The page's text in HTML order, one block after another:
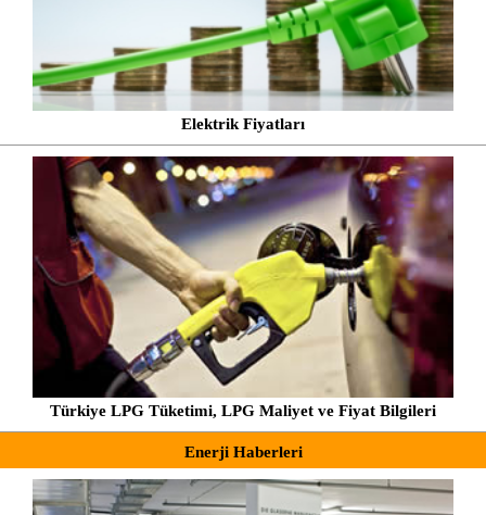
Elektrik Fiyatları
Türkiye LPG Tüketimi, LPG Maliyet ve Fiyat Bilgileri
Enerji Haberleri